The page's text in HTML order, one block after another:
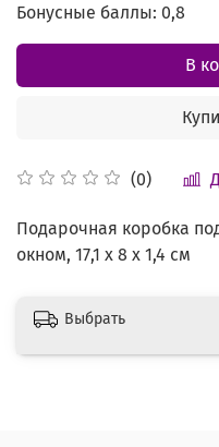
(0)
Бонусные баллы: 0,8
В
Подарочная коробка
окном, 17,1 х 8 х 1,4 см
Выбрать